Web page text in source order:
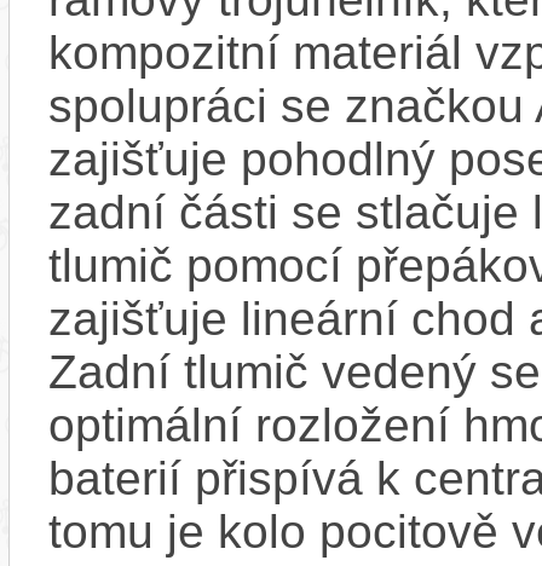
kompozitní materiál
spolupráci se
zajišťuje pohodlný
zadní části se stlačuje
tlumič pomocí
zajišťuje lineární chod
Zadní tlumič vedený
optimální rozložení
baterií přispívá k
tomu je kolo pocitově